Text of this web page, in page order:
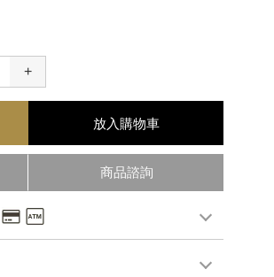
+
放入購物車
商品諮詢